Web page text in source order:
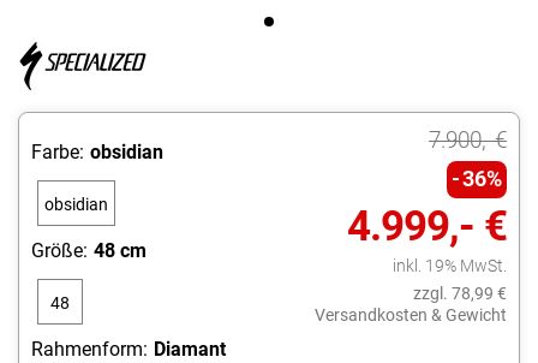
7.900,- €
36%
4.999,- €
inkl. 19% MwSt.
zzgl. 78,99 €
Versandkosten & Gewicht
Farbe: obsidian
obsidian
Größe: 48 cm
48
Rahmenform: Diamant